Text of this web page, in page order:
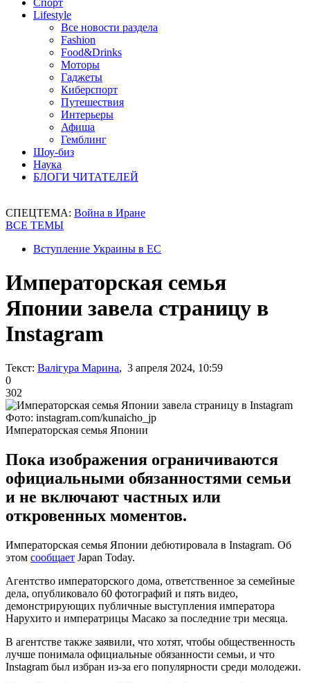
Спорт
Lifestyle
Все новости раздела
Fashion
Food&Drinks
Моторы
Гаджеты
Киберспорт
Путешествия
Интерьеры
Афиша
Гемблинг
Шоу-биз
Наука
БЛОГИ ЧИТАТЕЛЕЙ
СПЕЦТЕМА: Война в Иране
ВСЕ ТЕМЫ
Вступление Украины в ЕС
Императорская семья
Японии завела страницу в
Instagram
Текст: Валігура Марина, 3 апреля 2024, 10:59
0
302
Фото: instagram.com/kunaicho_jp
Императорская семья Японии
Пока изображения ограничиваются
официальными обязанностями семьи
и не включают частных или
откровенных моментов.
Императорская семья Японии дебютировала в Instagram. Об
этом сообщает Japan Today.
Агентство императорского дома, ответственное за семейные
дела, опубликовало 60 фотографий и пять видео,
демонстрирующих публичные выступления императора
Нарухито и императрицы Масако за последние три месяца.
В агентстве также заявили, что хотят, чтобы общественность
лучше понимала официальные обязанности семьи, и что
Instagram был избран из-за его популярности среди молодежи.